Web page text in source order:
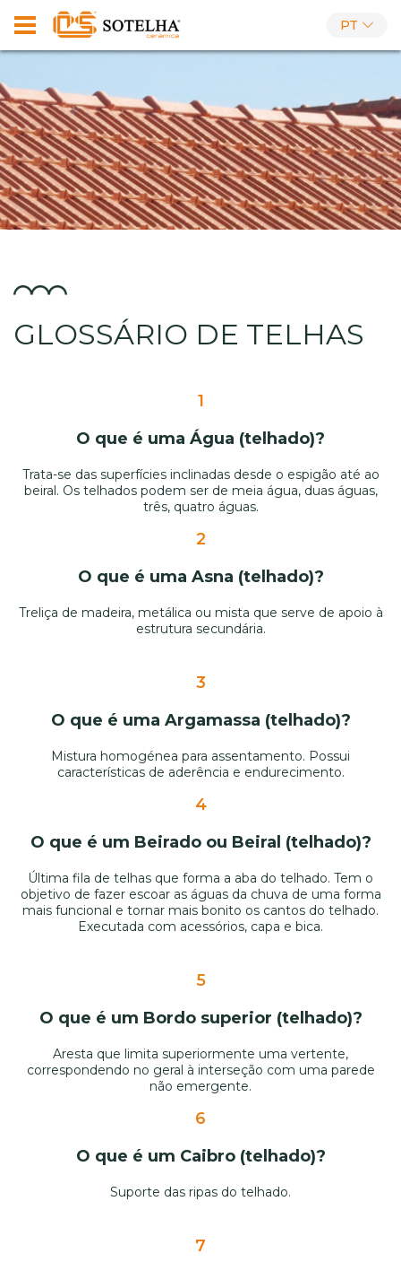
PT
GLOSSÁRIO DE TELHAS
1
O que é uma Água (telhado)?
Trata-se das superfícies inclinadas desde o espigão até ao
beiral. Os telhados podem ser de meia água, duas águas,
três, quatro águas.
2
O que é uma Asna (telhado)?
Treliça de madeira, metálica ou mista que serve de apoio à
estrutura secundária.
3
O que é uma Argamassa (telhado)?
Mistura homogénea para assentamento. Possui
características de aderência e endurecimento.
4
O que é um Beirado ou Beiral (telhado)?
Última fila de telhas que forma a aba do telhado. Tem o
objetivo de fazer escoar as águas da chuva de uma forma
mais funcional e tornar mais bonito os cantos do telhado.
Executada com acessórios, capa e bica.
5
O que é um Bordo superior (telhado)?
Aresta que limita superiormente uma vertente,
correspondendo no geral à interseção com uma parede
não emergente.
6
O que é um Caibro (telhado)?
Suporte das ripas do telhado.
7